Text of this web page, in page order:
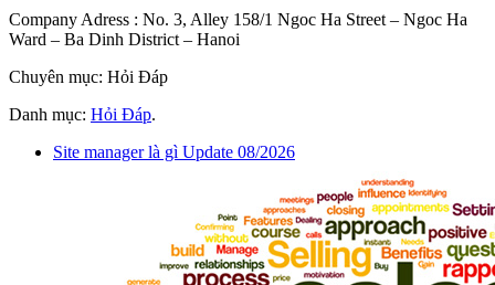
Company Adress : No. 3, Alley 158/1 Ngoc Ha Street – Ngoc Ha
Ward – Ba Dinh District – Hanoi
Chuyên mục: Hỏi Đáp
Danh mục: Hỏi Đáp.
Site manager là gì Update 08/2026